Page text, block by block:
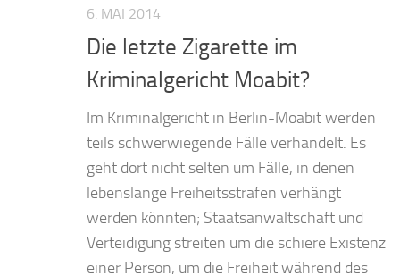
6. MAI 2014
Die letzte Zigarette im
Kriminalgericht Moabit?
Im Kriminalgericht in Berlin-Moabit werden
teils schwerwiegende Fälle verhandelt. Es
geht dort nicht selten um Fälle, in denen
lebenslange Freiheitsstrafen verhängt
werden könnten; Staatsanwaltschaft und
Verteidigung streiten um die schiere Existenz
einer Person, um die Freiheit während des